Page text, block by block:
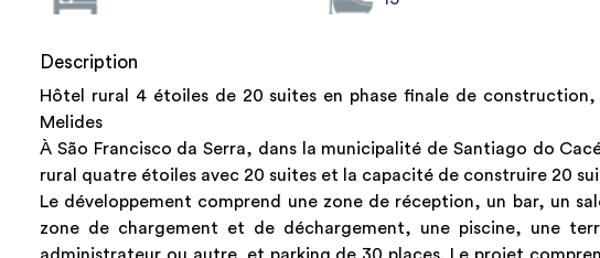
Description
Hôtel rural 4 étoiles de 20 suites en phase finale de
Melides
À São Francisco da Serra, dans la municipalité de Santiago do
rural quatre étoiles avec 20 suites et la capacité de construire 20
Le développement comprend une zone de réception, un bar, un
zone de chargement et de déchargement, une piscine, une